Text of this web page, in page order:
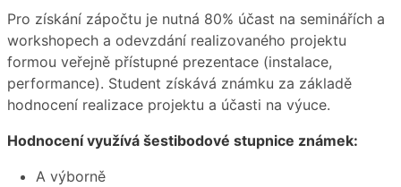
Pro získání zápočtu je nutná 80% účast na seminářích a
workshopech a odevzdání realizovaného projektu
formou veřejně přístupné prezentace (instalace,
performance). Student získává známku za základě
hodnocení realizace projektu a účasti na výuce.
Hodnocení využívá šestibodové stupnice známek:
A výborně